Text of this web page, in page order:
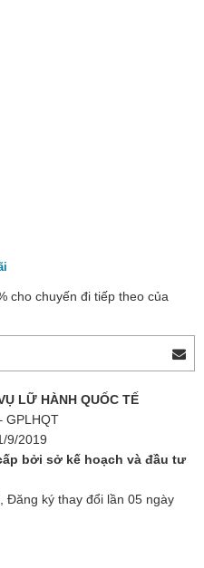
cho chuyến đi tiếp theo của
LỮ HÀNH QUỐC TẾ
GPLHQT
9/2019
bởi sở kế hoạch và đầu tư
Đăng ký thay đổi lần 05 ngày